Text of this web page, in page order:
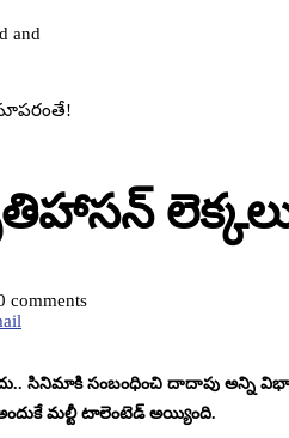
and
comments
సినిమాకి సంబంధించి దాదాపు అన్ని
మల్టీ టాలెంటెడ్ అయ్యింది.